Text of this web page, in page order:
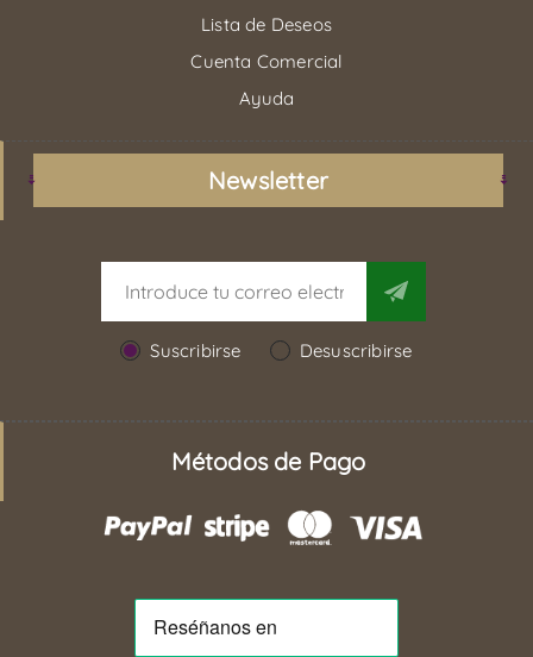
Lista de Deseos
Cuenta Comercial
Ayuda
Newsletter
Suscribirse Desuscribirse
Métodos de Pago